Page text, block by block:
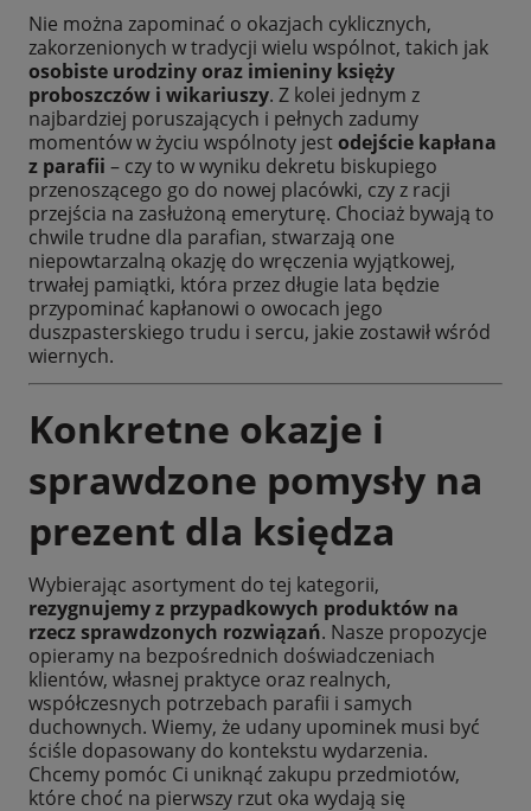
Nie można zapominać o okazjach cyklicznych,
zakorzenionych w tradycji wielu wspólnot, takich jak
osobiste urodziny oraz imieniny księży
proboszczów i wikariuszy. Z kolei jednym z
najbardziej poruszających i pełnych zadumy
momentów w życiu wspólnoty jestodejście kapłana
z parafii – czy to w wyniku dekretu biskupiego
przenoszącego go do nowej placówki, czy z racji
przejścia na zasłużoną emeryturę. Chociaż bywają to
chwile trudne dla parafian, stwarzają one
niepowtarzalną okazję do wręczenia wyjątkowej,
trwałej pamiątki, która przez długie lata będzie
przypominać kapłanowi o owocach jego
duszpasterskiego trudu i sercu, jakie zostawił wśród
wiernych.
Konkretne okazje i
sprawdzone pomysły na
prezent dla księdza
Wybierając asortyment do tej kategorii,
rezygnujemy z przypadkowych produktów na
rzecz sprawdzonych rozwiązań. Nasze propozycje
opieramy na bezpośrednich doświadczeniach
klientów, własnej praktyce oraz realnych,
współczesnych potrzebach parafii i samych
duchownych. Wiemy, że udany upominek musi być
ściśle dopasowany do kontekstu wydarzenia.
Chcemy pomóc Ci uniknąć zakupu przedmiotów,
które choć na pierwszy rzut oka wydają się